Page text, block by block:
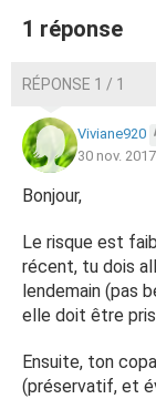
1 réponse
RÉPONSE 1 / 1
Viviane920
30 nov.
Bonjour,
Le risque est
récent, tu dois
lendemain (pas
elle doit être
Ensuite, ton
(préservatif, et